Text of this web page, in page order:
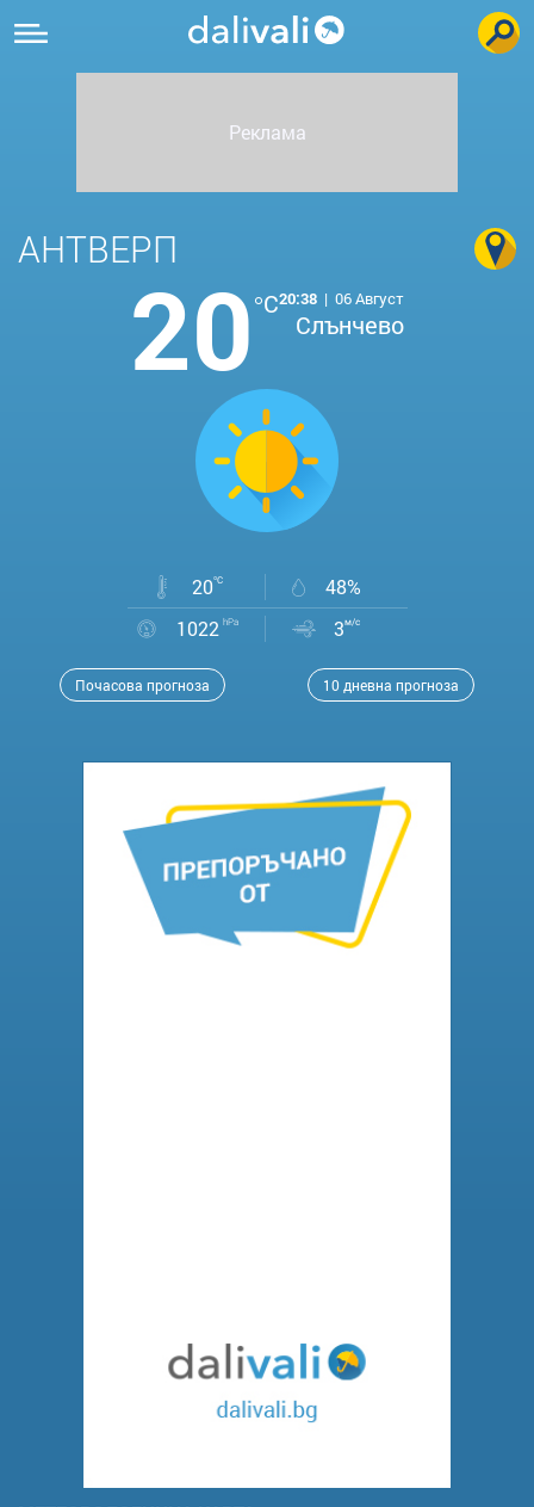
АНТВЕРП
20°C20:38 | 06 Август
Слънчево
20°C
48%
1022 hPa 3м/с
Почасова прогноза 10 дневна прогноза